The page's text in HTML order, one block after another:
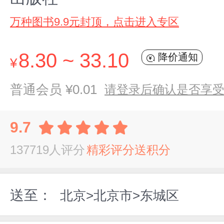
万种图书9.9元封顶，点击进入专区
¥8.30 ~ 33.10 降价通知
普通会员 ¥0.01 请登录后确认是否享
9.7
137719人评分精彩评分送积分
送至： 北京>北京市>东城区